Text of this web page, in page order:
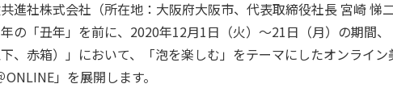
進社株式会社（所在地：大阪府大阪市、代表取締役社長 宮崎 悌
の「丑年」を前に、2020年12月1日（火）～21日（月）の期間
、赤箱）」において、「泡を楽しむ」をテーマにしたオンライ
ONLINE」を展開します。